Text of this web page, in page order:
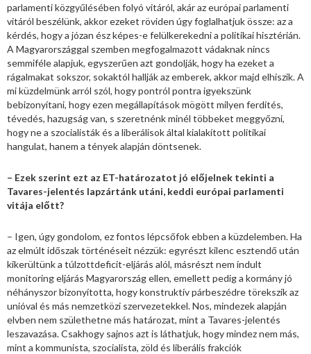
parlamenti közgyűlésében folyó vitáról, akár az európai parlamenti
vitáról beszélünk, akkor ezeket röviden úgy foglalhatjuk össze: az a
kérdés, hogy a józan ész képes-e felülkerekedni a politikai hisztérián.
A Magyarországgal szemben megfogalmazott vádaknak nincs
semmiféle alapjuk, egyszerűen azt gondolják, hogy ha ezeket a
rágalmakat sokszor, sokaktól hallják az emberek, akkor majd elhiszik. A
mi küzdelmünk arról szól, hogy pontról pontra igyekszünk
bebizonyítani, hogy ezen megállapítások mögött milyen ferdítés,
tévedés, hazugság van, s szeretnénk minél többeket meggyőzni,
hogy ne a szocialisták és a liberálisok által kialakított politikai
hangulat, hanem a tények alapján döntsenek.
– Ezek szerint ezt az ET-határozatot jó előjelnek tekinti a
Tavares-jelentés lapzártánk utáni, keddi európai parlamenti
vitája előtt?
– Igen, úgy gondolom, ez fontos lépcsőfok ebben a küzdelemben. Ha
az elmúlt időszak történéseit nézzük: egyrészt kilenc esztendő után
kikerültünk a túlzottdeficit-eljárás alól, másrészt nem indult
monitoring eljárás Magyarország ellen, emellett pedig a kormány jó
néhányszor bizonyította, hogy konstruktív párbeszédre törekszik az
unióval és más nemzetközi szervezetekkel. Nos, mindezek alapján
elvben nem születhetne más határozat, mint a Tavares-jelentés
leszavazása. Csakhogy sajnos azt is láthatjuk, hogy mindez nem más,
mint a kommunista, szocialista, zöld és liberális frakciók